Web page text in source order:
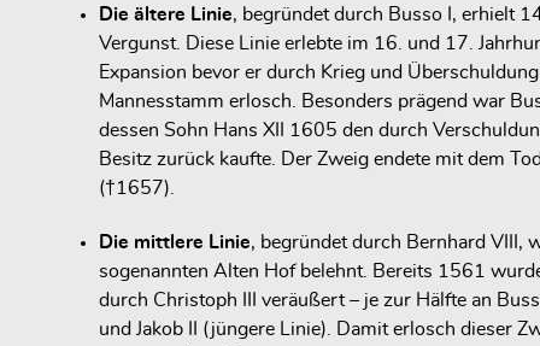
Die ältere Linie, begründet durch Busso I, erhielt
Vergunst. Diese Linie erlebte im 16. und 17.
Expansion bevor er durch Krieg und
Mannesstamm erlosch. Besonders prägend war
dessen Sohn Hans XII 1605 den durch
Besitz zurück kaufte. Der Zweig endete mit dem
(†1657).
Die mittlere Linie, begründet durch Bernhard VIII,
sogenannten Alten Hof belehnt. Bereits 1561
durch Christoph III veräußert – je zur Hälfte an
und Jakob II (jüngere Linie). Damit erlosch dieser